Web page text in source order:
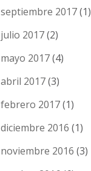
septiembre 2017(1)
julio 2017(2)
mayo 2017(4)
abril 2017(3)
febrero 2017(1)
diciembre 2016 (1)
noviembre 2016 (3)